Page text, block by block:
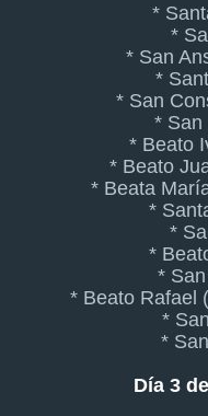
*
*
* San
*
* San
* San
* Beato
* Beato
* Beata
*
*
*
*
* Beato Rafael
*
*
Día 3